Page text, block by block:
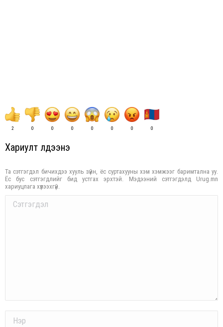
2 0 0 0 0 0 0 0
Хариулт үлдээнэ үү
Та сэтгэгдэл бичихдээ хууль зүйн, ёс суртахууны хэм хэмжээг баримтална уу.
Ёс бус сэтгэгдлийг бид устгах эрхтэй. Мэдээний сэтгэгдэлд Urug.mn
хариуцлага хүлээхгүй.
Comment